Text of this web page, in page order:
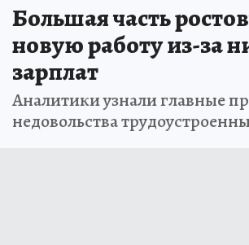
Большая часть
новую работу из-за
зарплат
Аналитики узнали главные
недовольства